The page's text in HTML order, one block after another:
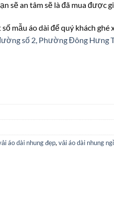
sẽ an tâm sẽ là đã mua được
mẫu áo dài để quý khách
số 2, Phường Đông Hưng
áo dài nhung đẹp, vải áo dài nhung